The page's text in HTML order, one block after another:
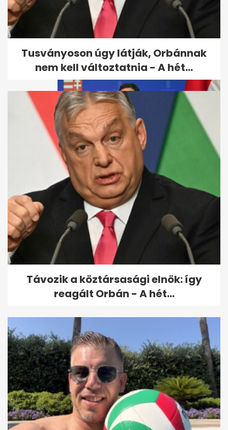
Itt az első hivatalos fotó
Katalinról a műtét óta
Gulyás Gergelyt megműtötték
Tusványoson úgy látják, Orbánnak
nem kell változtatnia - A hét...
Távozik a köztársasági elnök: így
reagált Orbán - A hét...